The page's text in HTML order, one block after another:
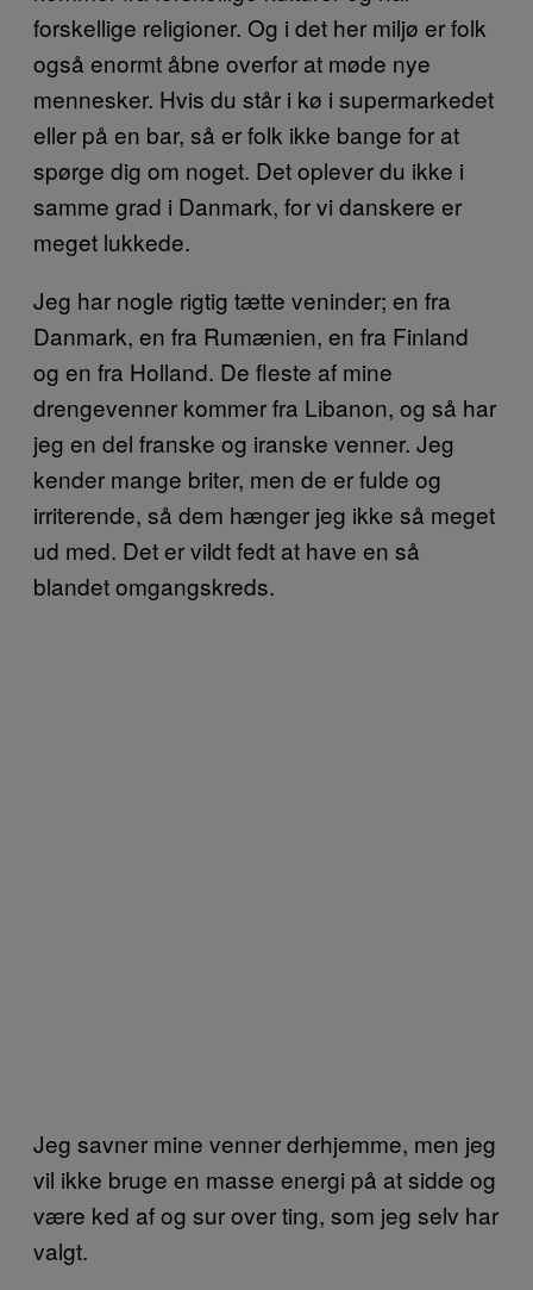
forskellige religioner. Og i det her miljø er folk
også enormt åbne overfor at møde nye
mennesker. Hvis du står i kø i supermarkedet
eller på en bar, så er folk ikke bange for at
spørge dig om noget. Det oplever du ikke i
samme grad i Danmark, for vi danskere er
meget lukkede.
Jeg har nogle rigtig tætte veninder; en fra
Danmark, en fra Rumænien, en fra Finland
og en fra Holland. De fleste af mine
drengevenner kommer fra Libanon, og så har
jeg en del franske og iranske venner. Jeg
kender mange briter, men de er fulde og
irriterende, så dem hænger jeg ikke så meget
ud med. Det er vildt fedt at have en så
blandet omgangskreds.
Jeg savner mine venner derhjemme, men jeg
vil ikke bruge en masse energi på at sidde og
være ked af og sur over ting, som jeg selv har
valgt.